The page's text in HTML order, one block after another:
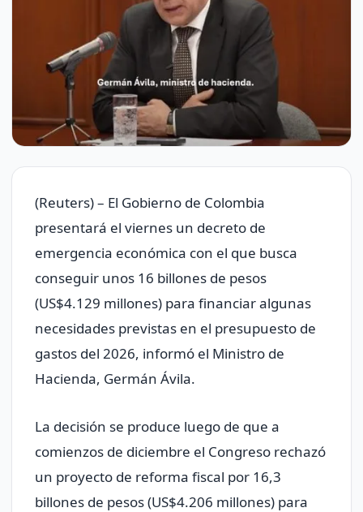
(Reuters) – El Gobierno de Colombia
presentará el viernes un decreto de
emergencia económica con el que busca
conseguir unos 16 billones de pesos
(US$4.129 millones) para financiar algunas
necesidades previstas en el presupuesto de
gastos del 2026, informó el Ministro de
Hacienda, Germán Ávila.
La decisión se produce luego de que a
comienzos de diciembre el Congreso rechazó
un proyecto de reforma fiscal por 16,3
billones de pesos (US$4.206 millones) para